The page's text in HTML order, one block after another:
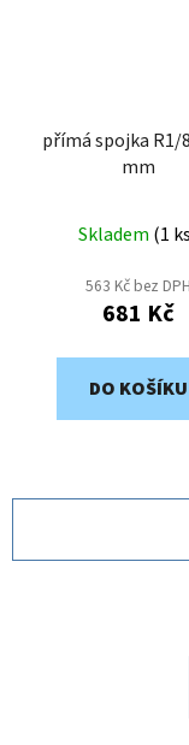
přímá spojka R1/
mm
Skladem (1 ks
563 Kč bez DPH
681 Kč
DO KOŠÍKU